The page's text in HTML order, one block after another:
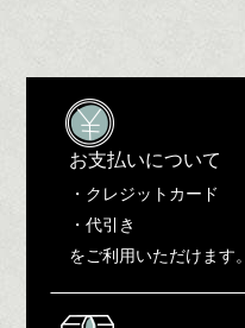
お支払いについて
・クレジットカード
・代引き
をご利用いただけます。